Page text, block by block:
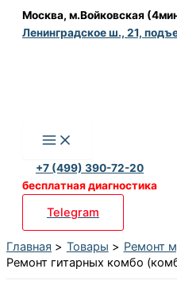
Перейти
Москва, м.Войковская
Ленинградское ш., 21,
+7 (499) 390-72-20
бесплатная диагностика
Telegram
Главная Товары
Ремонт
Ремонт гитарных комбо